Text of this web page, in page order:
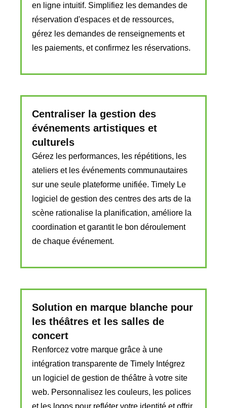
en ligne intuitif. Simplifiez les demandes de
réservation d'espaces et de ressources,
gérez les demandes de renseignements et
les paiements, et confirmez les réservations.
Centraliser la gestion des
événements artistiques et
culturels
Gérez les performances, les répétitions, les
ateliers et les événements communautaires
sur une seule plateforme unifiée. Timely Le
logiciel de gestion des centres des arts de la
scène rationalise la planification, améliore la
coordination et garantit le bon déroulement
de chaque événement.
Solution en marque blanche pour
les théâtres et les salles de
concert
Renforcez votre marque grâce à une
intégration transparente de Timely Intégrez
un logiciel de gestion de théâtre à votre site
web. Personnalisez les couleurs, les polices
et les logos pour refléter votre identité et offrir